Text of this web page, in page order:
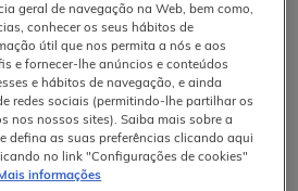
de proteína mais
corpo. É encontrado em
a pele aos ossos e
pelo menos dezasseis
no corpo, mas o tipo
pele ajuda a manter a pele
À medida que envelhece, a
geral de navegação na Web, bem como,
conhecer os seus hábitos de
útil que nos permita a nós e aos
e fornecer-lhe anúncios e conteúdos
e hábitos de navegação, e ainda
redes sociais (permitindo-lhe partilhar os
nos nossos sites). Saiba mais sobre a
defina as suas preferências clicando aqui
no link "Configurações de cookies"
Mais informações